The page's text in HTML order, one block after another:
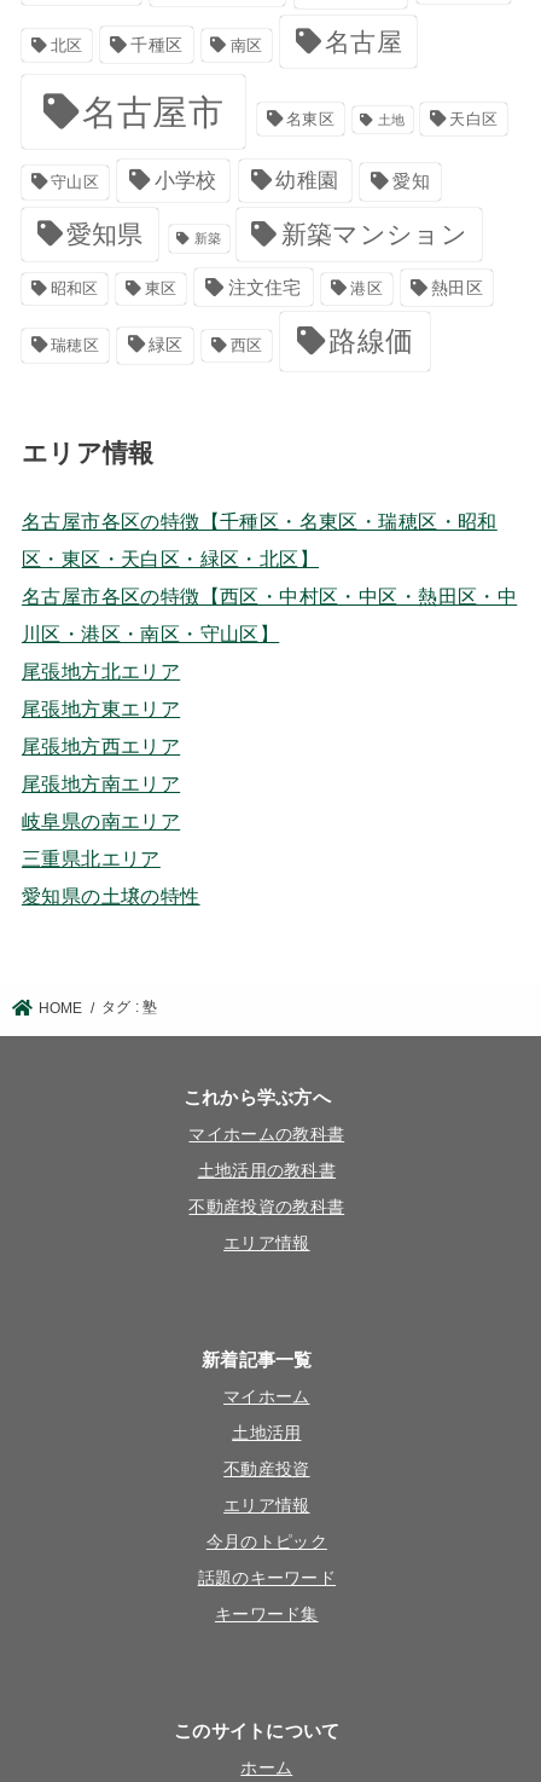
北区 千種区 南区 名古屋
名古屋市 名東区 土地 天白区
守山区 小学校 幼稚園 愛知
愛知県 新築 新築マンション
昭和区 東区 注文住宅 港区 熱田区
瑞穂区 緑区 西区 路線価
エリア情報
名古屋市各区の特徴【千種区・名東区・瑞穂区・昭和
区・東区・天白区・緑区・北区】
名古屋市各区の特徴【西区・中村区・中区・熱田区・中
川区・港区・南区・守山区】
尾張地方北エリア
尾張地方東エリア
尾張地方西エリア
尾張地方南エリア
岐阜県の南エリア
三重県北エリア
愛知県の土壌の特性
HOME タグ : 塾
これから学ぶ方へ
マイホームの教科書
土地活用の教科書
不動産投資の教科書
エリア情報
新着記事一覧
マイホーム
土地活用
不動産投資
エリア情報
今月のトピック
話題のキーワード
キーワード集
このサイトについて
ホーム